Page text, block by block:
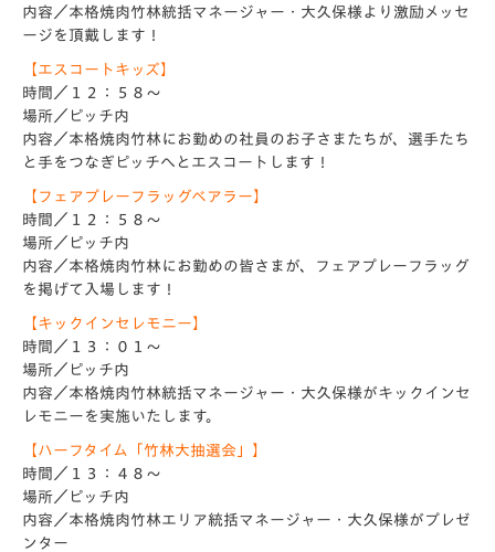
内容／本格焼肉竹林統括マネージャー・大久保様より激励メッセ
ージを頂戴します！
【エスコートキッズ】
時間／１２：５８～
場所／ピッチ内
内容／本格焼肉竹林にお勤めの社員のお子さまたちが、選手たち
と手をつなぎピッチへとエスコートします！
【フェアプレーフラッグベアラー】
時間／１２：５８～
場所／ピッチ内
内容／本格焼肉竹林にお勤めの皆さまが、フェアプレーフラッグ
を掲げて入場します！
【キックインセレモニー】
時間／１３：０１～
場所／ピッチ内
内容／本格焼肉竹林統括マネージャー・大久保様がキックインセ
レモニーを実施いたします。
【ハーフタイム「竹林大抽選会」】
時間／１３：４８～
場所／ピッチ内
内容／本格焼肉竹林エリア統括マネージャー・大久保様がプレゼ
ンター